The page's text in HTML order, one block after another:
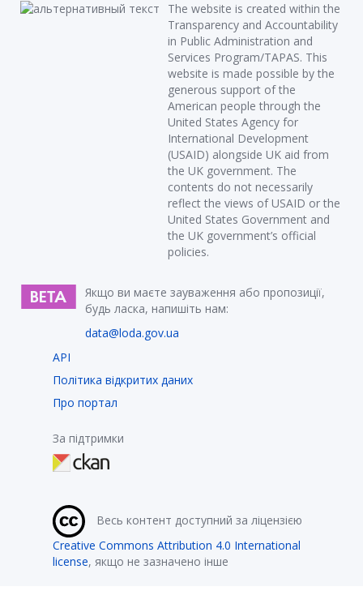
The website is created within the
Transparency and Accountability
in Public Administration and
Services Program/TAPAS. This
website is made possible by the
generous support of the
American people through the
United States Agency for
International Development
(USAID) alongside UK aid from
the UK government. The
contents do not necessarily
reflect the views of USAID or the
United States Government and
the UK government’s official
policies.
Якщо ви маєте зауваження або пропозиції,
будь ласка, напишіть нам:
data@loda.gov.ua
API
Політика відкритих даних
Про портал
За підтримки
Весь контент доступний за ліцензією
Creative Commons Attribution 4.0 International
license, якщо не зазначено інше